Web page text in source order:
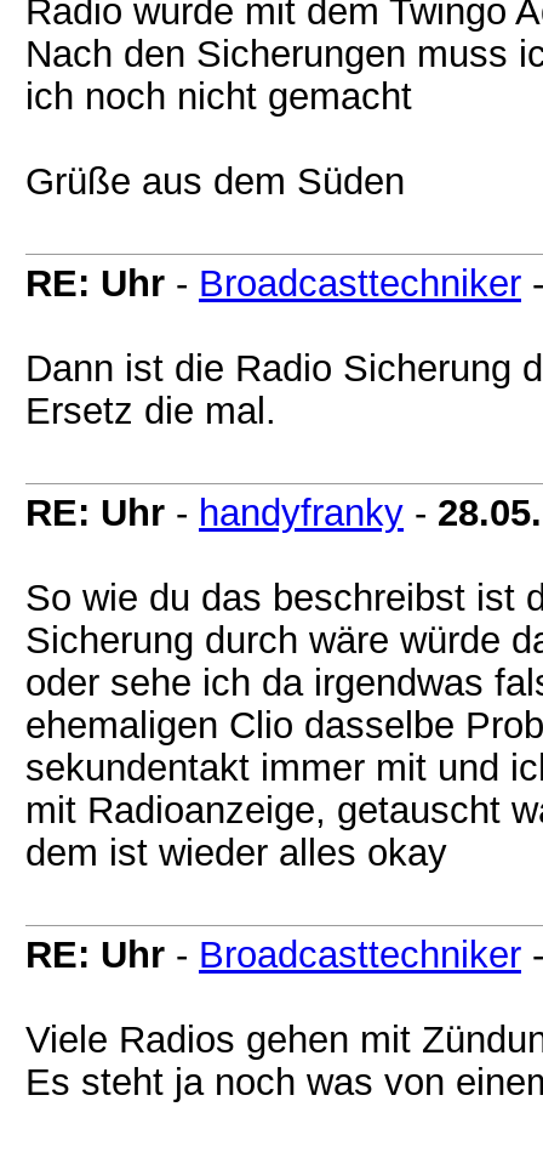
Radio wurde mit dem Twingo
Nach den Sicherungen muss
ich noch nicht gemacht
Grüße aus dem Süden
RE: Uhr - Broadcasttechniker
Dann ist die Radio Sicherung
Ersetz die mal.
RE: Uhr - handyfranky -
So wie du das beschreibst ist
Sicherung durch wäre würde
oder sehe ich da irgendwas
ehemaligen Clio dasselbe
sekundentakt immer mit und
mit Radioanzeige, getauscht
dem ist wieder alles okay
RE: Uhr - Broadcasttechniker
Viele Radios gehen mit
Es steht ja noch was von